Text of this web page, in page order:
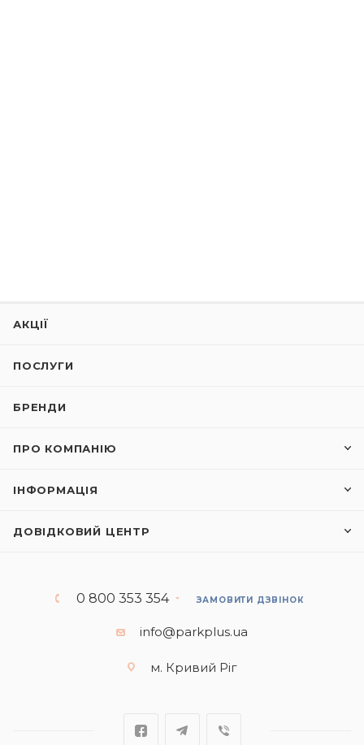
АКЦІЇ
ПОСЛУГИ
БРЕНДИ
ПРО КОМПАНІЮ
ІНФОРМАЦІЯ
ДОВІДКОВИЙ ЦЕНТР
0 800 353 354 ЗАМОВИТИ ДЗВІНОК
info@parkplus.ua
м. Кривий Ріг